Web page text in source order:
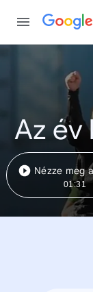
Az év
Nézze meg
01:31